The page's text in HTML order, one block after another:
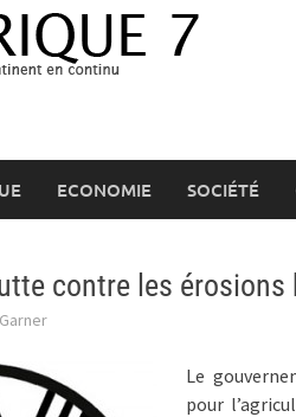
ECONOMIE SOCIÉTÉ
contre les érosions
Le
pour